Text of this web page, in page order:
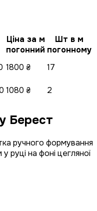
Ціна за м
погонний
Шт в м
погонному
1800 ₴
17
1080 ₴ 2
Берест